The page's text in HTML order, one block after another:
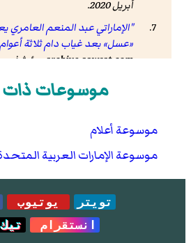
أبريل 2020
.
"الإماراتي عبد المنعم العامري
«عسل» بعد غياب دام ثلاثة
archive.aawsat.com. مؤرشف
"عبدالمنعم العامري يطلق
. مؤرشف من
الاتحاد, صحيفة (2015-01-05).
يجهّز لإطلاق ألبومه «العامرية»"
منالأصلفي 29 أبريل 2020 .
موسوعات ذات
موسوعة أعلام
موسوعة الإمارات العربية
تويتر يوتيوب
انستقرام